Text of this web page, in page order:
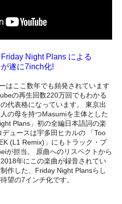
Night Plans による
遂に7inch化!
はここ数年でも頻発されています
の再生回数220万回でもわかる
代表格になっています。 東京出
の母を持つMasumiを主体とした
Plans」初の全編日本語詞の楽
ュースは宇多田ヒカルの 「Too
(L1 Remix)」にもトラック・プ
が担当。 原曲へのリスペクトから
年にこの楽曲が録音されてい
作した、Friday Night Plansらし
望の7インチ化です。